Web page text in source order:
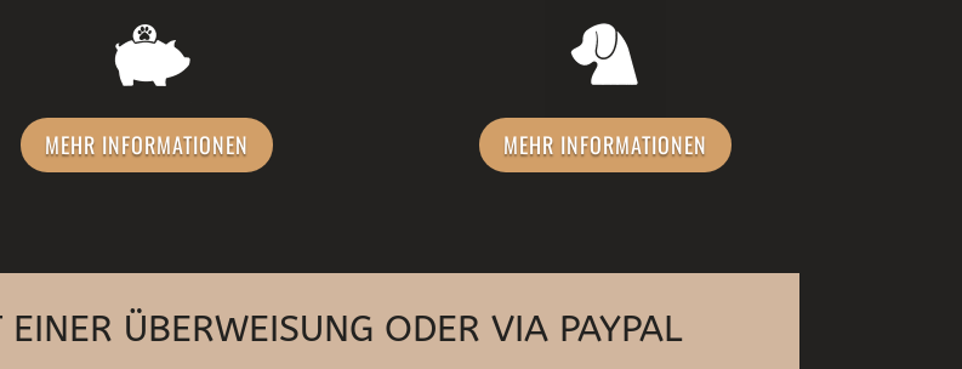
MEHR INFORMATIONEN MEHR INFORMATIONEN
ÜBERWEISUNG ODER VIA PAYPAL